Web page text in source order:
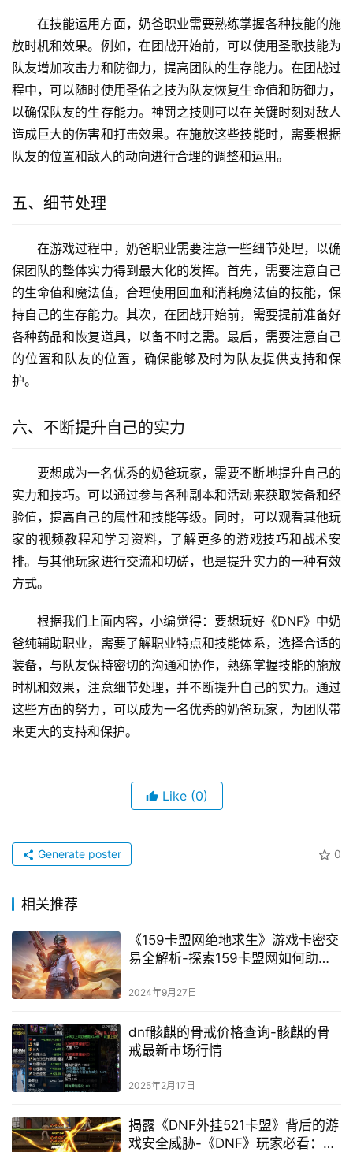
在技能运用方面，奶爸职业需要熟练掌握各种技能的施
放时机和效果。例如，在团战开始前，可以使用圣歌技能为
队友增加攻击力和防御力，提高团队的生存能力。在团战过
程中，可以随时使用圣佑之技为队友恢复生命值和防御力，
以确保队友的生存能力。神罚之技则可以在关键时刻对敌人
造成巨大的伤害和打击效果。在施放这些技能时，需要根据
队友的位置和敌人的动向进行合理的调整和运用。
五、细节处理
在游戏过程中，奶爸职业需要注意一些细节处理，以确
保团队的整体实力得到最大化的发挥。首先，需要注意自己
的生命值和魔法值，合理使用回血和消耗魔法值的技能，保
持自己的生存能力。其次，在团战开始前，需要提前准备好
各种药品和恢复道具，以备不时之需。最后，需要注意自己
的位置和队友的位置，确保能够及时为队友提供支持和保
护。
六、不断提升自己的实力
要想成为一名优秀的奶爸玩家，需要不断地提升自己的
实力和技巧。可以通过参与各种副本和活动来获取装备和经
验值，提高自己的属性和技能等级。同时，可以观看其他玩
家的视频教程和学习资料，了解更多的游戏技巧和战术安
排。与其他玩家进行交流和切磋，也是提升实力的一种有效
方式。
根据我们上面内容，小编觉得：要想玩好《DNF》中奶
爸纯辅助职业，需要了解职业特点和技能体系，选择合适的
装备，与队友保持密切的沟通和协作，熟练掌握技能的施放
时机和效果，注意细节处理，并不断提升自己的实力。通过
这些方面的努力，可以成为一名优秀的奶爸玩家，为团队带
来更大的支持和保护。
Like (0)
0
Generate poster
相关推荐
《159卡盟网绝地求生》游戏卡密交
易全解析-探索159卡盟网如何助力
皮肤
2024年9月27日
dnf骸麒的骨戒价格查询-骸麒的骨
戒最新市场行情
2025年2月17日
揭露《DNF外挂521卡盟》背后的游
戏安全威胁-《DNF》玩家必看：深